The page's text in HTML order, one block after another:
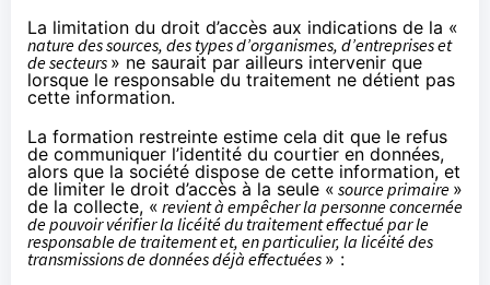
La limitation du droit d’accès aux indications de la «
nature des sources, des types d’organismes, d’entreprises et
de secteurs » ne saurait par ailleurs intervenir que
lorsque le responsable du traitement ne détient pas
cette information.
La formation restreinte estime cela dit que le refus
de communiquer l’identité du courtier en données,
alors que la société dispose de cette information, et
de limiter le droit d’accès à la seule « source primaire »
de la collecte, « revient à empêcher la personne concernée
de pouvoir vérifier la licéité du traitement effectué par le
responsable de traitement et, en particulier, la licéité des
transmissions de données déjà effectuées » :